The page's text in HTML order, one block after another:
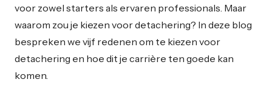
voor zowel starters als ervaren professionals. Maar
waarom zou je kiezen voor detachering? In deze blog
bespreken we vijf redenen om te kiezen voor
detachering en hoe dit je carrière ten goede kan
komen.